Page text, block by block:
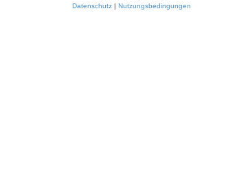
Datenschutz| Nutzungsbedingungen